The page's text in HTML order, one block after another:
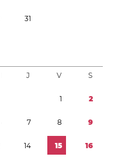
31
J V S
1 2
7 8 9
14 15 16